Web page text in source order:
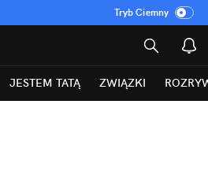
Tryb Ciemny
JESTEM TATĄ ZWIĄZKI